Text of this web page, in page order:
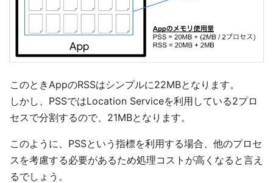
このときAppのRSSはシンプルに22MBとなります。
しかし、PSSではLocation Serviceを利用している2プロ
セスで分割するので、21MBとなります。
このように、PSSという指標を利用する場合、他のプロセ
スを考慮する必要があるため処理コストが高くなると言え
るでしょう。